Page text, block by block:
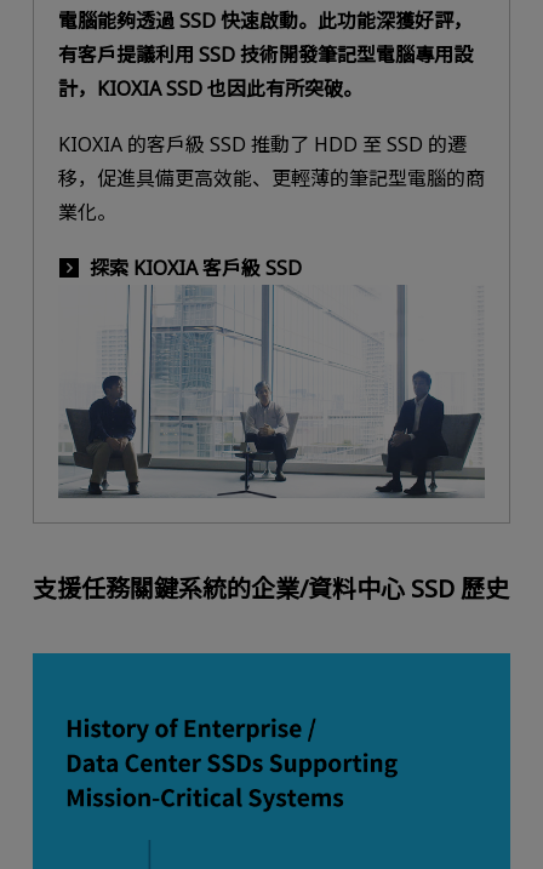
電腦能夠透過 SSD 快速啟動。此功能深獲好評，
有客戶提議利用 SSD 技術開發筆記型電腦專用設
計，KIOXIA SSD 也因此有所突破。
KIOXIA 的客戶級 SSD 推動了 HDD 至 SSD 的遷
移，促進具備更高效能、更輕薄的筆記型電腦的商
業化。
探索 KIOXIA 客戶級 SSD
支援任務關鍵系統的企業/資料中心 SSD 歷史